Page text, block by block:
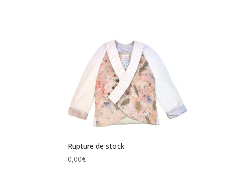
Rupture de stock
0,00€